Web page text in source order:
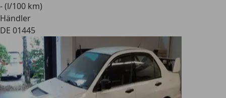
- (l/100 km)
Händler
DE 01445